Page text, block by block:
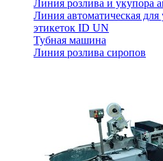
Линия розлива и укупора
Линия автоматическая
этикеток ID UN
Тубная машина
Линия розлива сиропов